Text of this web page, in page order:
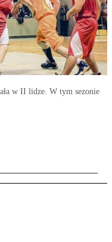
w II lidze. W tym sezonie